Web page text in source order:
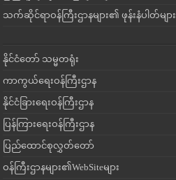
သက်ဆိုင်ရာဝန်ကြီးဌာနများ၏ ဖုန်းနံပါတ်များ
နိုင်ငံတော် သမ္မတရုံး
ကာကွယ်ရေးဝန်ကြီးဌာန
နိုင်ငံခြားရေးဝန်ကြီးဌာန
ပြန်ကြားရေးဝန်ကြီးဌာန
ပြည်ထောင်စုလွှတ်တော်
ဝန်ကြီးဌာနများ၏WebSiteများ